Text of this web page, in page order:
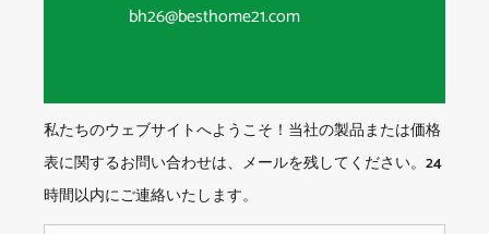
bh26@besthome21.com
私たちのウェブサイトへようこそ！当社の製品または価格
表に関するお問い合わせは、メールを残してください。24
時間以内にご連絡いたします。